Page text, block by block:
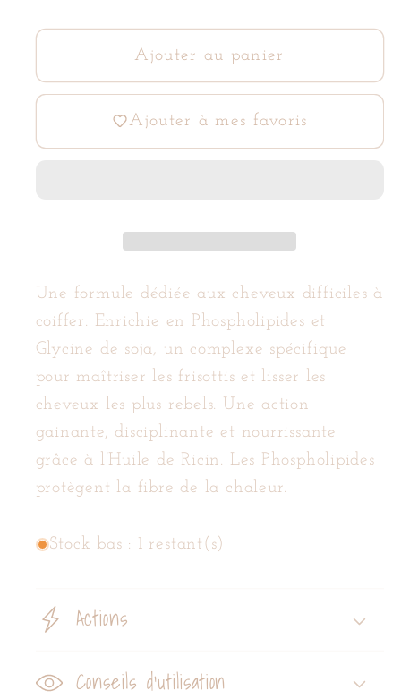
la
quantité
Shampoing
Cheveux
la
quantité
de
Shampoing
–
Cheveux
Ajouter au panier
Ajouter à mes favoris
Une formule dédiée aux cheveux difficiles à
coiffer. Enrichie en Phospholipides et
Glycine de soja, un complexe spécifique
pour maîtriser les frisottis et lisser les
cheveux les plus rebels. Une action
gainante, disciplinante et nourrissante
grâce à l’Huile de Ricin. Les Phospholipides
protègent la fibre de la chaleur.
Stock bas : 1 restant(s)
Actions
Conseils d'utilisation